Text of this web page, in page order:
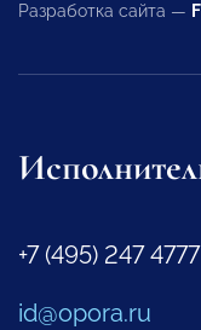
Разработка сайта —
+7 (495) 247 4777
id@opora.ru